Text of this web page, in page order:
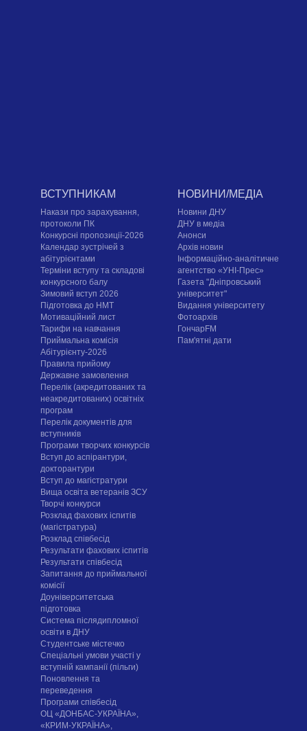
ВСТУПНИКАМ
Накази про зарахування,
протоколи ПК
Конкурсні пропозиції-2026
Календар зустрічей з
абітурієнтами
Терміни вступу та складові
конкурсного балу
Зимовий вступ 2026
Підготовка до НМТ
Мотиваційний лист
Тарифи на навчання
Приймальна комісія
Абітурієнту-2026
Правила прийому
Державне замовлення
Перелік (акредитованих та
неакредитованих) освітніх
програм
Перелік документів для
вступників
Програми творчих конкурсiв
Вступ до аспірантури,
докторантури
Вступ до магістратури
Вища освіта ветеранів ЗСУ
Творчі конкурси
Розклад фахових іспитів
(магістратура)
Розклад співбесід
Результати фахових іспитів
Результати співбесід
Запитання до приймальної
комісії
Доуніверситетська
підготовка
Система післядипломної
освіти в ДНУ
Cтудентське містечко
Спеціальні умови участі у
вступній кампанії (пільги)
Поновлення та
переведення
Програми співбесід
ОЦ «ДОНБАС-УКРАЇНА»,
«КРИМ-УКРАЇНА»,
НОВИНИ/МЕДІА
Новини ДНУ
ДНУ в медіа
Анонси
Архів новин
Інформаційно-аналітичне
агентство «УНІ-Прес»
Газета "Дніпровський
університет"
Видання університету
Фотоархів
ГончарFM
Пам'ятні дати